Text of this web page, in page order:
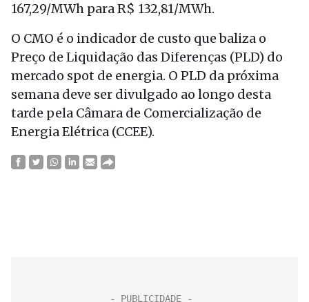
167,29/MWh para R$ 132,81/MWh.
O CMO é o indicador de custo que baliza o
Preço de Liquidação das Diferenças (PLD) do
mercado spot de energia. O PLD da próxima
semana deve ser divulgado ao longo desta
tarde pela Câmara de Comercialização de
Energia Elétrica (CCEE).